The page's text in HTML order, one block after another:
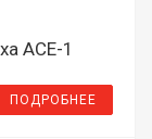
ACE-1
ПОДРОБНЕЕ